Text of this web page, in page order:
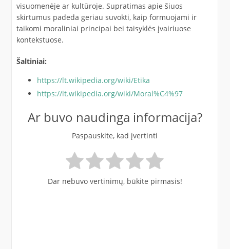
visuomenėje ar kultūroje. Supratimas apie šiuos
skirtumus padeda geriau suvokti, kaip formuojami ir
taikomi moraliniai principai bei taisyklės įvairiuose
kontekstuose.
Šaltiniai:
https://lt.wikipedia.org/wiki/Etika
https://lt.wikipedia.org/wiki/Moral%C4%97
Ar buvo naudinga informacija?
Paspauskite, kad įvertinti
Dar nebuvo vertinimų, būkite pirmasis!